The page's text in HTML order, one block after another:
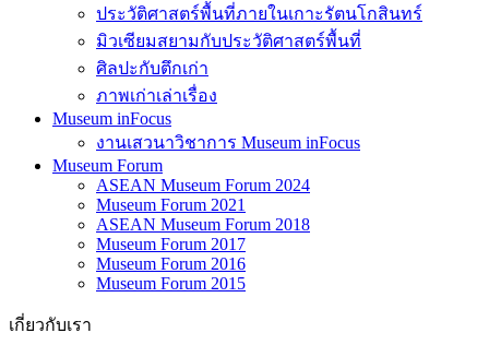
ประวัติศาสตร์พื้นที่ภายในเกาะรัตนโกสินทร์
มิวเซียมสยามกับประวัติศาสตร์พื้นที่
ศิลปะกับตึกเก่า
ภาพเก่าเล่าเรื่อง
Museum inFocus
งานเสวนาวิชาการ Museum inFocus
Museum Forum
ASEAN Museum Forum 2024
Museum Forum 2021
ASEAN Museum Forum 2018
Museum Forum 2017
Museum Forum 2016
Museum Forum 2015
เกี่ยวกับเรา